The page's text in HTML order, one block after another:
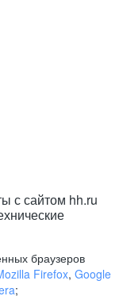
с сайтом hh.ru
браузеров
Firefox, Google
;